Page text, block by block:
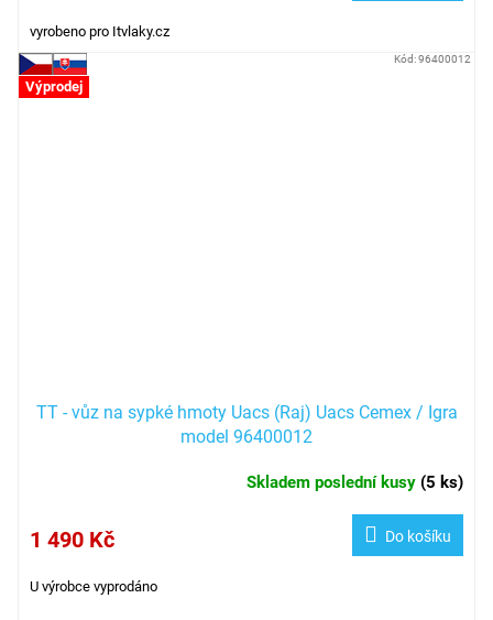
vyrobeno pro Itvlaky.cz
Výprodej
TT - vůz na sypké hmoty Uacs (Raj) Uacs Cemex / Igra
model 96400012
Skladem poslední kusy (5 ks)
1 490 Kč Do košíku
U výrobce vyprodáno
Kód:96400012